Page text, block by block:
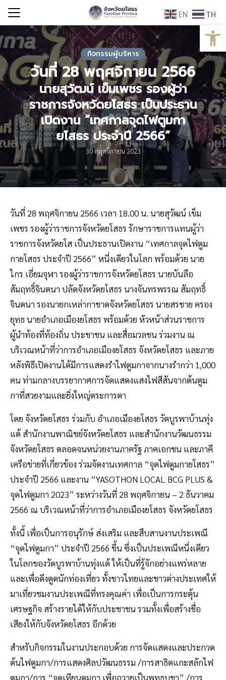
Skip
content
Search
for:
กิจกรรมผู้บริหาร
วันที่ 28 พฤศจิกายน 2566
นายสุวัฒน์ เข็มเพชร รองผู้ว่า
ราชการจังหวัดยโสธร เป็นประธาน
เปิดงาน “เทศกาลจุดไฟตูมกา
ยโสธร ประจำปี 2566”
30 พฤศจิกายน 2023
วันที่ 28 พฤศจิกายน 2566 เวลา 18.00 น. นายสุวัฒน์ เข็ม
เพชร รองผู้ว่าราชการจังหวัดยโสธร รักษาราชการแทนผู้ว่า
ราชการจังหวัดยโส เป็นประธานเปิดงาน “เทศกาลจุดไฟตูม
กายโสธร ประจำปี 2566” หนึ่งเดียวในโลก พร้อมด้วย นาย
ไกร เอี่ยมจุฬา รองผู้ว่าราชการจังหวัดยโสธร นายบันลือ
สัมฤทธิ์จินตนา ปลัดจังหวัดยโสธร นางจันทรพรรณ สัมฤทธิ์
จินตนารองนายกเหล่ากาชาดจังหวัดยโสธร นายสรชาย ครอง
ยุทธ นายอำเภอเมืองยโสธร พร้อมด้วย หัวหน้าส่วนราชการ
ผู้นำท้องที่ท้องถิ่น ประชาชน และสื่อมวลชน ร่วมงาน ณ
บริเวณหน้าที่ว่าการอำเภอเมืองยโสธร จังหวัดยโสธร และภาย
หลังพิธีเปิดงานได้มีการแสดงรำไฟตูมกาจากนางรำกว่า 1,000
คน ท่ามกลางบรรยากาศการจัดแสดงแสงไฟสีสันจากต้นตูม
กาที่สวยงามและยิ่งใหญ่ตระการตา
โดย จังหวัดยโสธร ร่วมกับ อำเภอเมืองยโสธร วัดบูรพาบ้านทุ่ง
แต้ สำนักงานพาณิชย์จังหวัดยโสธร และสำนักงานวัฒนธรรม
จังหวัดยโสธร ตลอดจนหน่วยงานภาครัฐ ภาคเอกชน และภาคี
เครือข่ายที่เกี่ยวข้อง ร่วมจัดงานเทศกาล “จุดไฟตูมกายโสธร”
ประจำปี 2566 และงาน “YASOTHON LOCAL BCG PLUS &
จุดไฟตูมกา 2023” ระหว่างวันที่ 28 พฤศจิกายน – 2 ธันวาคม
2566 ณ บริเวณหน้าที่ว่าการอำเภอเมืองยโสธร จังหวัดยโสธร
ทั้งนี้ เพื่อเป็นการอนุรักษ์ ส่งเสริม และสืบสานงานประเพณี
“จุดไฟตูมกา” ประจำปี 2566 ขึ้น ซึ่งเป็นประเพณีหนึ่งเดียว
ในโลกของวัดบูรพาบ้านทุ่งแต้ ให้เป็นที่รู้จักอย่างแพร่หลาย
และเพื่อดึงดูดนักท่องเที่ยว ทั้งชาวไทยและชาวต่างประเทศให้
มาเที่ยวชมงานประเพณีที่ทรงคุณค่า เพื่อเป็นการกระตุ้น
เศรษฐกิจ สร้างรายได้ให้กับประชาชน รวมทั้งเพื่อสร้างชื่อ
เสียงให้กับจังหวัดยโสธร อีกด้วย
สำหรับกิจกรรมในงานประกอบด้วย การจัดแสดงและประกวด
ต้นไฟตูมกา/การแสดงศิลปวัฒนธรรม /การสาธิตแกะสลักไฟ
ตูมกา/การ “จุดเทียนตูมกา เพื่อถวายเป็นพุทธบูชา” /การ
EN TH